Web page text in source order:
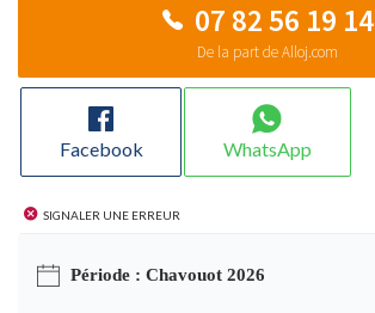
07 82 56 19 14
De la part de Alloj.com
Facebook WhatsApp
Signaler une erreur
Période : Chavouot 2026